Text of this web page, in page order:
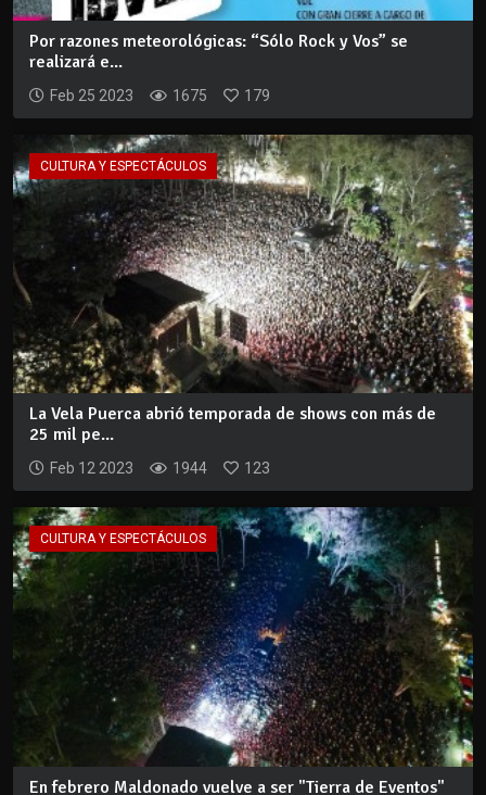
Por razones meteorológicas: “Sólo Rock y Vos” se
realizará e...
Feb 25 2023 1675 179
CULTURA Y ESPECTÁCULOS
La Vela Puerca abrió temporada de shows con más de
25 mil pe...
Feb 12 2023 1944 123
CULTURA Y ESPECTÁCULOS
En febrero Maldonado vuelve a ser "Tierra de Eventos"